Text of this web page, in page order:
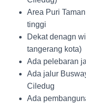
Area Puri
tinggi
Dekat denagn
tangerang kota)
Ada pelebaran
Ada jalur
Ciledug
Ada